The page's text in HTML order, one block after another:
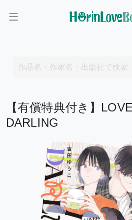
【有償特典付き】
DARLING